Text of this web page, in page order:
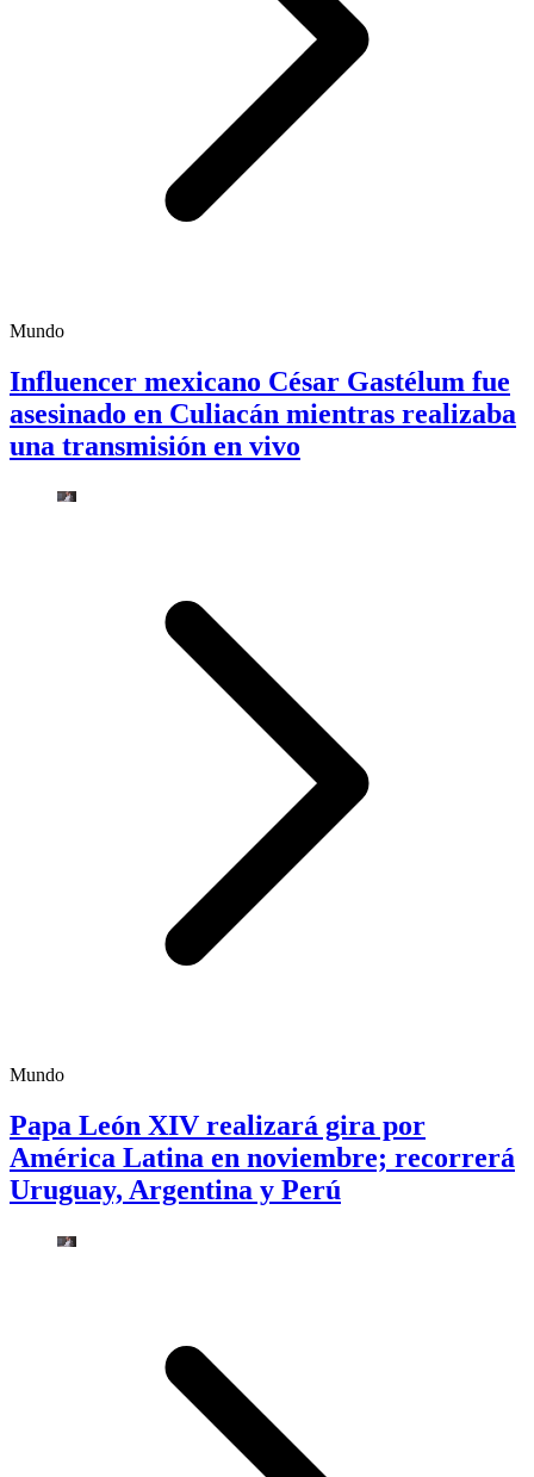
Mundo
Influencer mexicano César Gastélum fue
asesinado en Culiacán mientras realizaba
una transmisión en vivo
Mundo
Papa León XIV realizará gira por
América Latina en noviembre; recorrerá
Uruguay, Argentina y Perú